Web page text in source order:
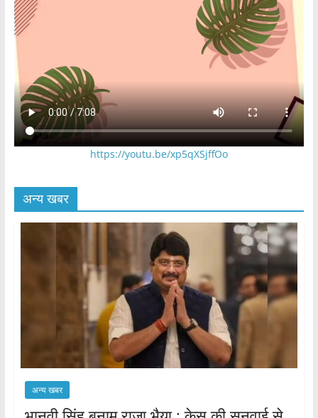
https://youtu.be/xp5qXSjffOo
अन्य खबर
अन्य खबर